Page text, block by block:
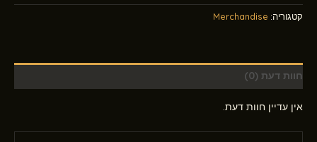
Glass
קטגוריה: Merchandise
חוות דעת (0)
אין עדיין חוות דעת.